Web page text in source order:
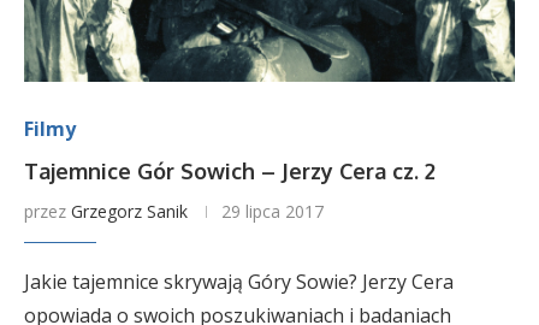
Filmy
Tajemnice Gór Sowich – Jerzy Cera cz. 2
przez Grzegorz Sanik 29 lipca 2017
Jakie tajemnice skrywają Góry Sowie? Jerzy Cera
opowiada o swoich poszukiwaniach i badaniach